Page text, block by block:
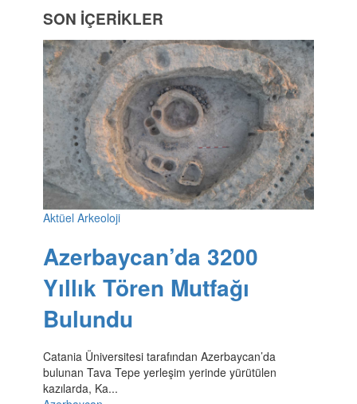
SON İÇERİKLER
Aktüel Arkeoloji
Azerbaycan’da 3200
Yıllık Tören Mutfağı
Bulundu
Catania Üniversitesi tarafından Azerbaycan’da
bulunan Tava Tepe yerleşim yerinde yürütülen
kazılarda, Ka...